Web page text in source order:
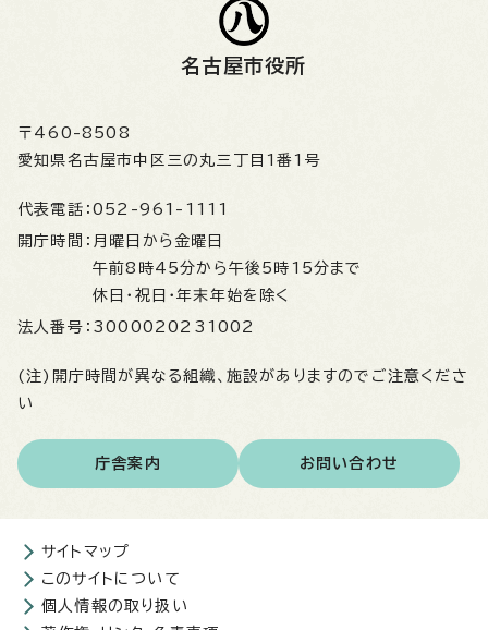
名古屋市役所
〒460-8508
愛知県名古屋市中区三の丸三丁目1番1号
代表電話： 052-961-1111
開庁時間： 月曜日から金曜日
午前8時45分から午後5時15分まで
休日・祝日・年末年始を除く
法人番号： 3000020231002
(注)開庁時間が異なる組織、施設がありますのでご注意くださ
い
庁舎案内 お問い合わせ
サイトマップ
このサイトについて
個人情報の取り扱い